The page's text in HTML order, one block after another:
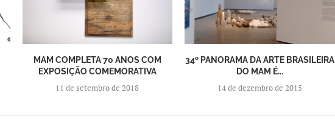
MAM COMPLETA 70 ANOS COM
EXPOSIÇÃO COMEMORATIVA
11 de setembro de 2018
34º PANORAMA DA ARTE BRASILEIRA
DO MAM É...
14 de dezembro de 2015